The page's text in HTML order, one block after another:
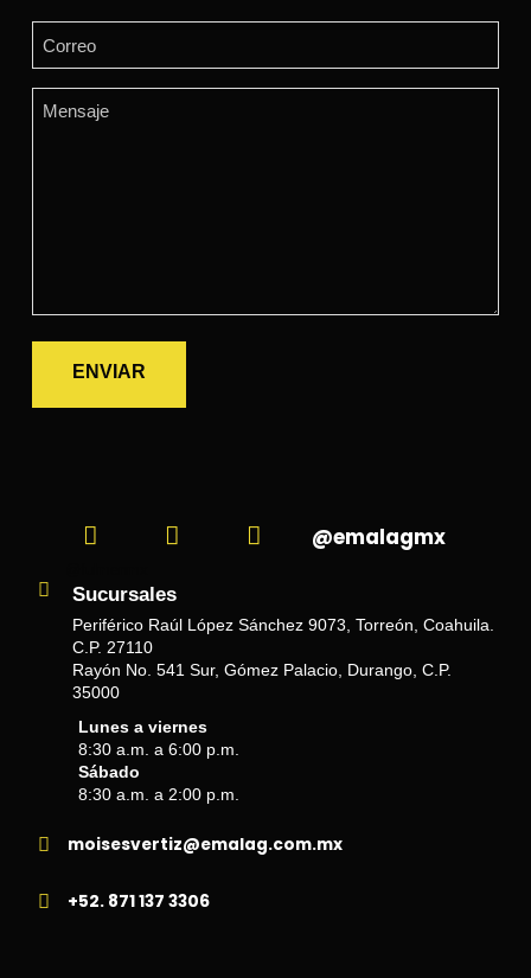
Email
(Required)
Comments
@emalagmx
Sucursales
Periférico Raúl López Sánchez 9073, Torreón, Coahuila.
C.P. 27110
Rayón No. 541 Sur, Gómez Palacio, Durango, C.P.
35000
Lunes a viernes
8:30 a.m. a 6:00 p.m.
Sábado
8:30 a.m. a 2:00 p.m.
moisesvertiz@emalag.com.mx
+52. 871 137 3306